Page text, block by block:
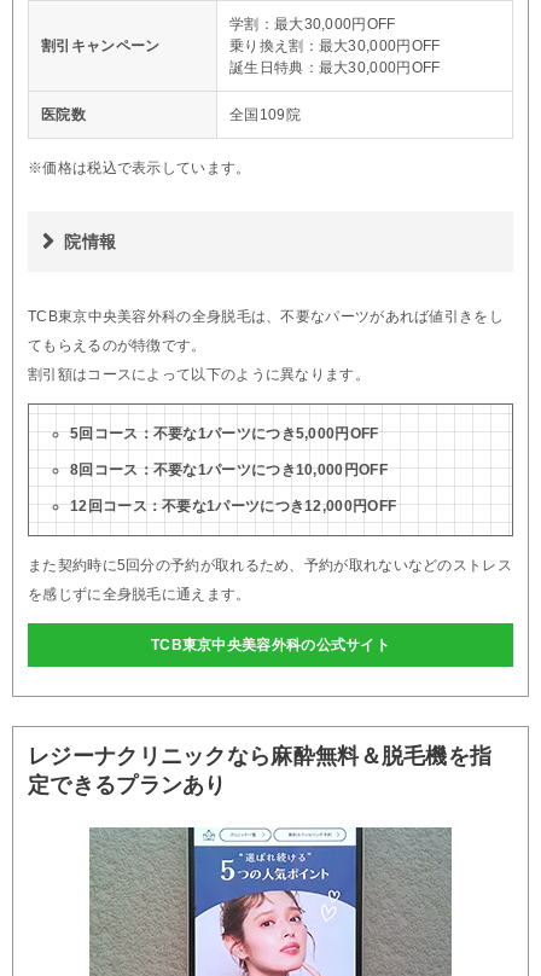
割引キャンペーン
学割：最大30,000円OFF
乗り換え割：最大30,000円OFF
誕生日特典：最大30,000円OFF
医院数 全国109院
※価格は税込で表示しています。
院情報
TCB東京中央美容外科の全身脱毛は、不要なパーツがあれば値引きをし
てもらえるのが特徴です。
割引額はコースによって以下のように異なります。
5回コース：不要な1パーツにつき5,000円OFF
8回コース：不要な1パーツにつき10,000円OFF
12回コース：不要な1パーツにつき12,000円OFF
また契約時に5回分の予約が取れるため、予約が取れないなどのストレス
を感じずに全身脱毛に通えます。
TCB東京中央美容外科の公式サイト
レジーナクリニックなら麻酔無料＆脱毛機を指
定できるプランあり